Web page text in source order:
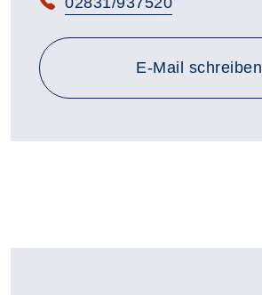
E-Mail schreiben